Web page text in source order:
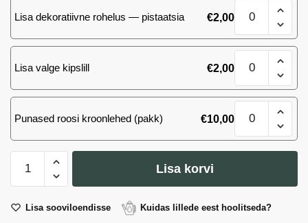
Lisa dekoratiivne rohelus — pistaatsia €2,00
Rododendron
kogus
Lisa valge kipslill €2,00
Rododendron
kogus
Punased roosi kroonlehed (pakk) €10,00
Rododendron
kogus
Rododendron
kogus
Lisa korvi
Lisa sooviloendisse Kuidas lillede eest hoolitseda?